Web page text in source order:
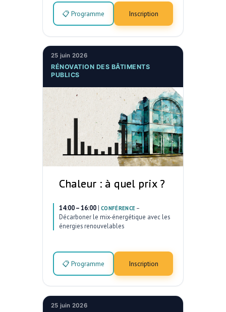
📋 Programme Inscription
25 juin 2026
RÉNOVATION DES BÂTIMENTS
PUBLICS
Chaleur : à quel prix ?
14:00 – 16:00 | CONFÉRENCE –
Décarboner le mix-énergétique avec les
énergies renouvelables
📋 Programme Inscription
25 juin 2026